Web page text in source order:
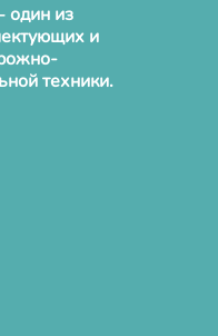
один из
и
техники.